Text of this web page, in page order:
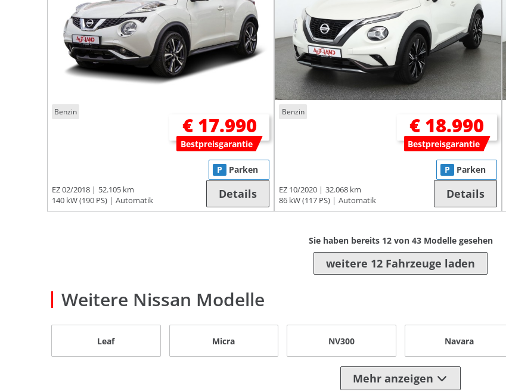
Benzin
€ 17.990
Bestpreisgarantie
EZ 02/2018
52.105 km
140 kW (190 PS)
Automatik
P Parken
Details
Benzin
€ 18.990
Bestpreisgarantie
EZ 10/2020
32.068 km
86 kW (117 PS)
Automatik
P Parken
Details
Sie haben bereits 12von 43Modelle gesehen
weitere 12 Fahrzeuge laden
Weitere Nissan Modelle
Leaf Micra NV300 Navara
Mehr anzeigen